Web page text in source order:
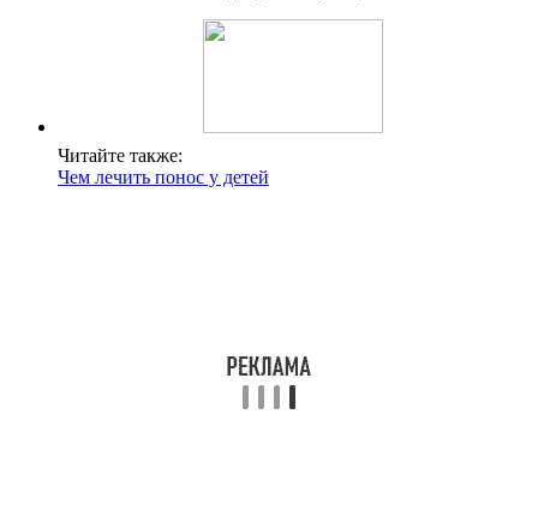
Читайте также:
Чем лечить понос у детей